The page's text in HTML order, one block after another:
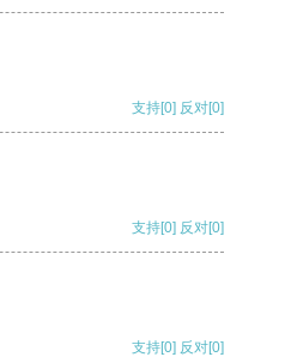
支持[0] 反对[0]
支持[0] 反对[0]
支持[0] 反对[0]